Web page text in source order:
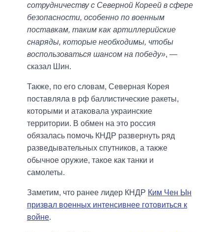
сотрудничеству с Северной Кореей в сфере
безопасности, особенно по военным
поставкам, таким как артиллерийские
снаряды, которые необходимы, чтобы
воспользоваться шансом на победу», —
сказал Шин.
Также, по его словам, Северная Корея
поставляла в рф баллистические ракеты,
которыми и атаковала украинские
территории. В обмен на это россия
обязалась помочь КНДР развернуть ряд
разведывательных спутников, а также
обычное оружие, такое как танки и
самолеты.
Заметим, что ранее лидер КНДР Ким Чен Ын
призвал военных интенсивнее готовиться к
войне.